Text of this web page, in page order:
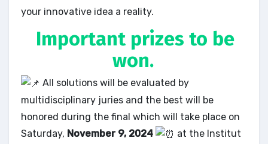
your innovative idea a reality.
Important prizes to be
won.
All solutions will be evaluated by
multidisciplinary juries and the best will be
honored during the final which will take place on
Saturday, November 9, 2024
at the Institut